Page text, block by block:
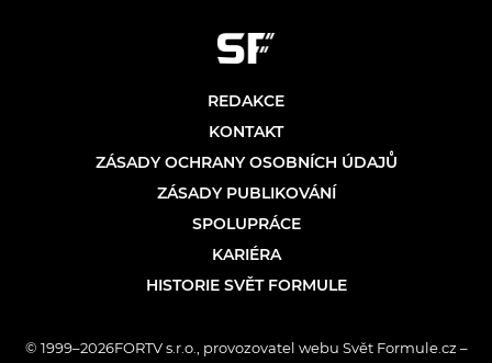
REDAKCE
KONTAKT
ZÁSADY OCHRANY OSOBNÍCH ÚDAJŮ
ZÁSADY PUBLIKOVÁNÍ
SPOLUPRÁCE
KARIÉRA
HISTORIE SVĚT FORMULE
© 1999–2026FORTV s.r.o., provozovatel webu Svět Formule.cz –